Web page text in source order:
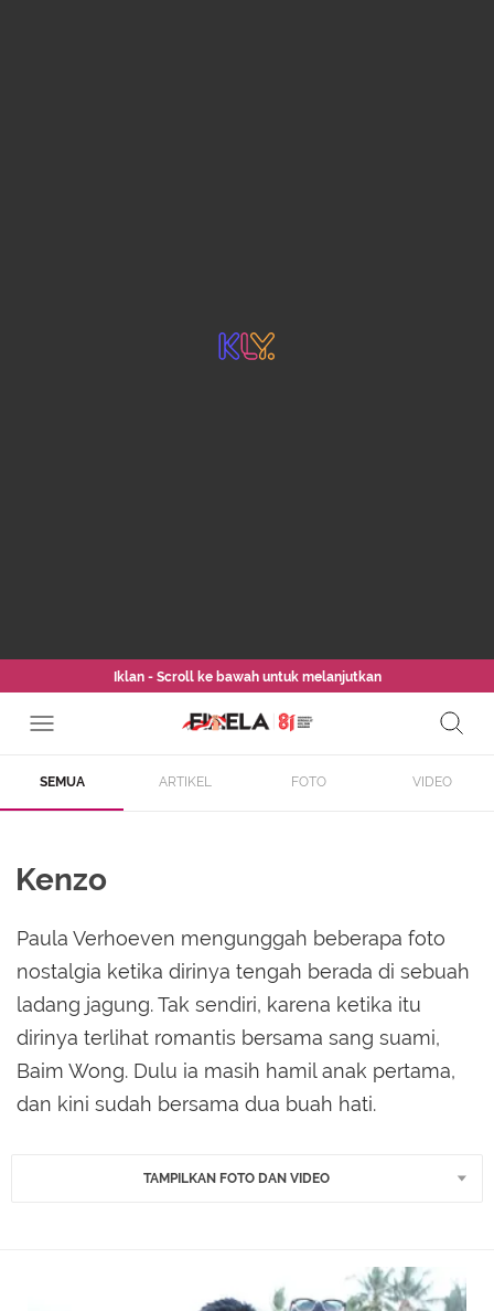
Iklan - Scroll ke bawah untuk melanjutkan
SEMUA ARTIKEL FOTO VIDEO
Kenzo
Paula Verhoeven mengunggah beberapa foto
nostalgia ketika dirinya tengah berada di sebuah
ladang jagung. Tak sendiri, karena ketika itu
dirinya terlihat romantis bersama sang suami,
Baim Wong. Dulu ia masih hamil anak pertama,
dan kini sudah bersama dua buah hati.
TAMPILKAN FOTO DAN VIDEO